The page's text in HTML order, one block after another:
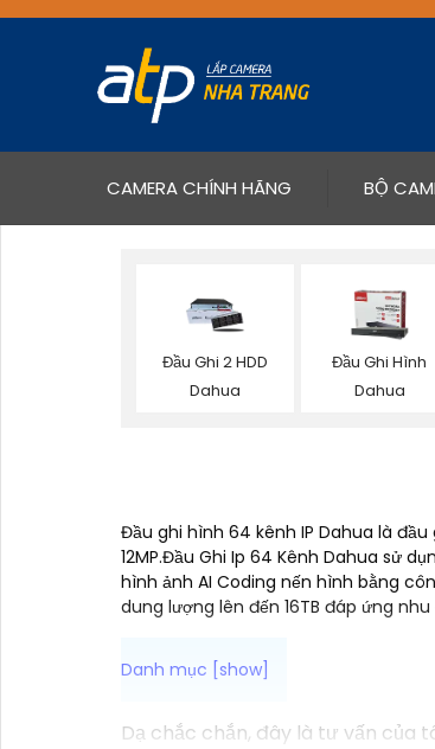
CAMERA CHÍNH HÃNG(CURRENT)
BỘ
Đầu Ghi 2 HDD
Dahua
Đầu Ghi Hình
Dahua
Đầu ghi hình 64 kênh IP Dahua là
12MP.Đầu Ghi Ip 64 Kênh Dahua sử
hình ảnh AI Coding nến hình bằng
dung lượng lên đến 16TB đáp ứng
Dạ chắc chắn, đây là tư vấn của